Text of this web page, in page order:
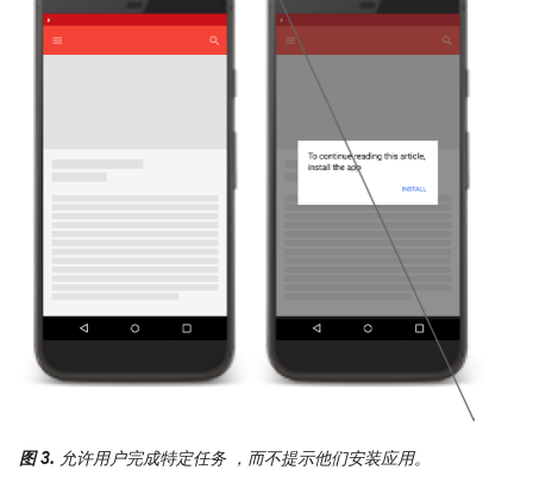
图 3. 允许用户完成特定任务 ，而不提示他们安装应用。